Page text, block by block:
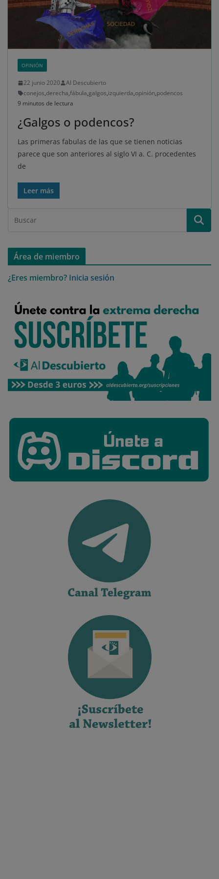
OPINIÓN
22 junio 2020
Al Descubierto
conejos,derecha,fábula,galgos,izquierda,opinión,podencos
9 minutos de lectura
¿Galgos o podencos?
Las primeras fabulas de las que se tienen noticias
parece que son anteriores al siglo VI a. C. procedentes
de
Leer más
Área de miembro
¿Eres miembro? Inicia sesión